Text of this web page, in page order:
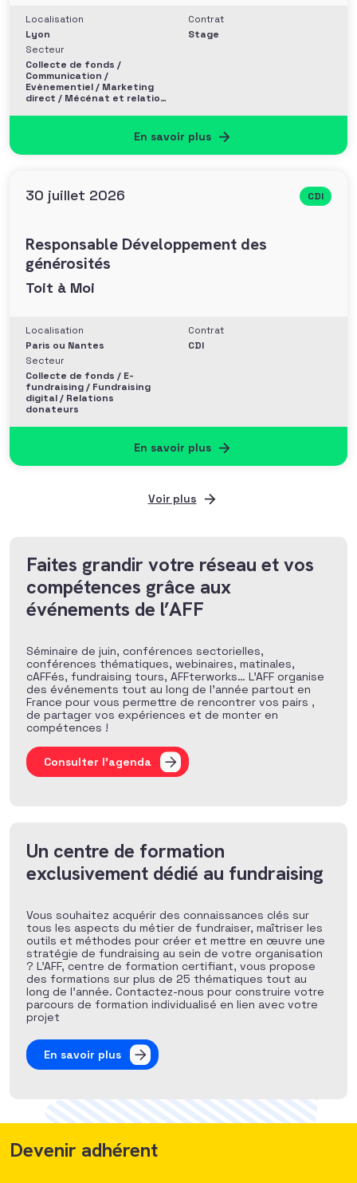
Localisation
Lyon
Secteur
Collecte de fonds /
Communication /
Evènementiel / Marketing
direct / Mécénat et relation
Contrat
Stage
En savoir plus
30 juillet 2026 CDI
Responsable Développement des
générosités
Toit à Moi
Localisation
Paris ou Nantes
Secteur
Collecte de fonds / E-
fundraising / Fundraising
digital / Relations
donateurs
Contrat
CDI
En savoir plus
Voir plus
Faites grandir votre réseau et vos
compétences grâce aux
événements de l’AFF
Séminaire de juin, conférences sectorielles,
conférences thématiques, webinaires, matinales,
cAFFés, fundraising tours, AFFterworks… L’AFF organise
des événements tout au long de l’année partout en
France pour vous permettre de rencontrer vos pairs ,
de partager vos expériences et de monter en
compétences !
Consulter l'agenda
Un centre de formation
exclusivement dédié au fundraising
Vous souhaitez acquérir des connaissances clés sur
tous les aspects du métier de fundraiser, maîtriser les
outils et méthodes pour créer et mettre en œuvre une
stratégie de fundraising au sein de votre organisation
? L’AFF, centre de formation certifiant, vous propose
des formations sur plus de 25 thématiques tout au
long de l’année. Contactez-nous pour construire votre
parcours de formation individualisé en lien avec votre
projet
En savoir plus
Devenir adhérent